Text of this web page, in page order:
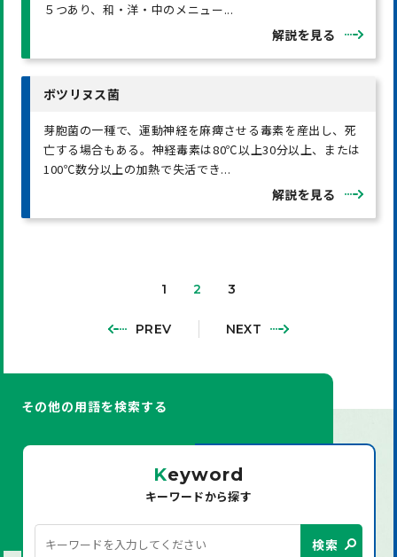
５つあり、和・洋・中のメニュー...
解説を見る
ボツリヌス菌
芽胞菌の一種で、運動神経を麻痺させる毒素を産出し、死
亡する場合もある。神経毒素は80℃以上30分以上、または
100℃数分以上の加熱で失活でき...
解説を見る
PREV
1 2 3
NEXT
その他の用語を検索する
Keyword
キーワードから探す
検索